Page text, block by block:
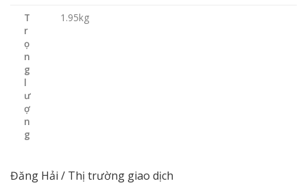
T
r
ọ
n
g
l
ư
ợ
n
g
1.95kg
Đăng Hải / Thị trường giao dịch